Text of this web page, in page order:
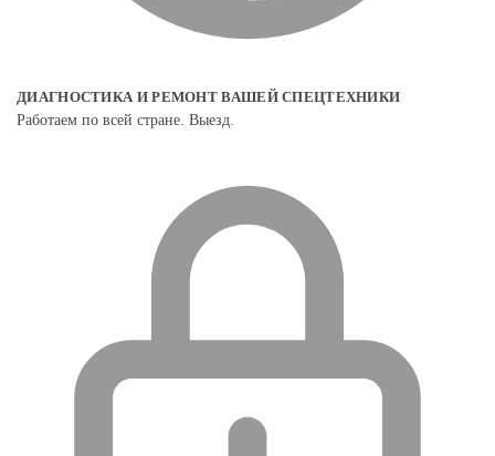
ДИАГНОСТИКА И РЕМОНТ ВАШЕЙ СПЕЦТЕХНИКИ
Работаем по всей стране. Выезд.